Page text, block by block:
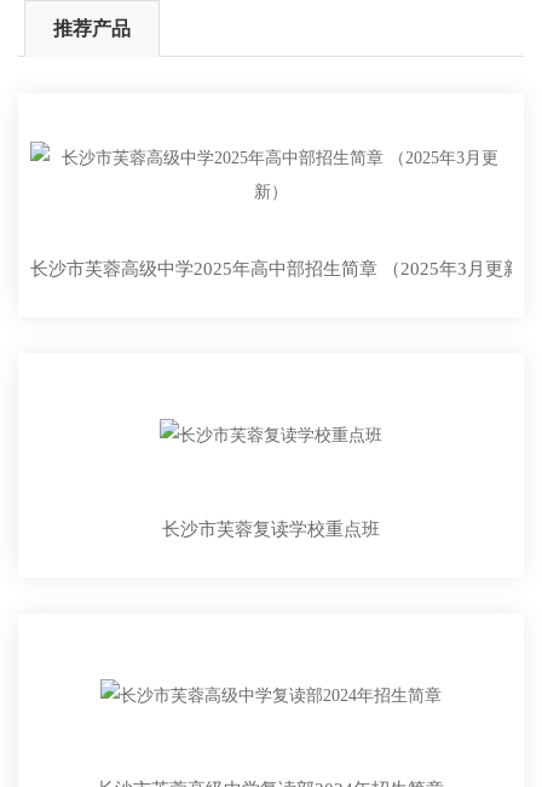
推荐产品
长沙市芙蓉高级中学2025年高中部招生简章 （2025年3月更新）
长沙市芙蓉复读学校重点班